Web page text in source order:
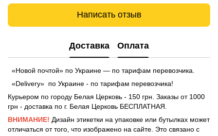
Написать отзыв
Доставка Оплата
«Новой почтой» по Украине — по тарифам перевозчика.
«Delivery» по Украине - по тарифам перевозчика!
Курьером по городу Белая Церковь - 150 грн. Заказы от 1000
грн - доставка по г. Белая Церковь БЕСПЛАТНАЯ.
ВНИМАНИЕ! Дизайн этикетки на упаковке или бутылках может
отличаться от того, что изображено на сайте. Это связано с